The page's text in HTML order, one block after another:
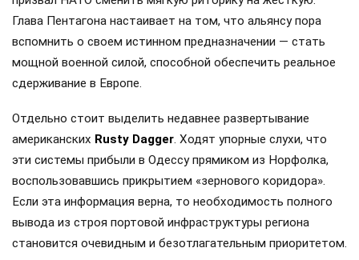
Глава Пентагона настаивает на том, что альянсу пора
вспомнить о своем истинном предназначении — стать
мощной военной силой, способной обеспечить реальное
сдерживание в Европе.
Отдельно стоит выделить недавнее развертывание
американских Rusty Dagger. Ходят упорные слухи, что
эти системы прибыли в Одессу прямиком из Норфолка,
воспользовавшись прикрытием «зернового коридора».
Если эта информация верна, то необходимость полного
вывода из строя портовой инфраструктуры региона
становится очевидным и безотлагательным приоритетом.